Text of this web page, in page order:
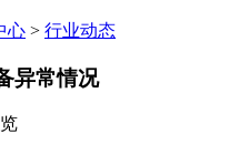
心 > 行业动态
异常情况